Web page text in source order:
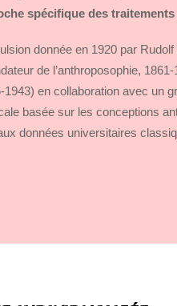
spécifique des
donnée en 1920 par
de l’anthroposophie,
1943) en collaboration avec un
basée sur les conceptions
données universitaires